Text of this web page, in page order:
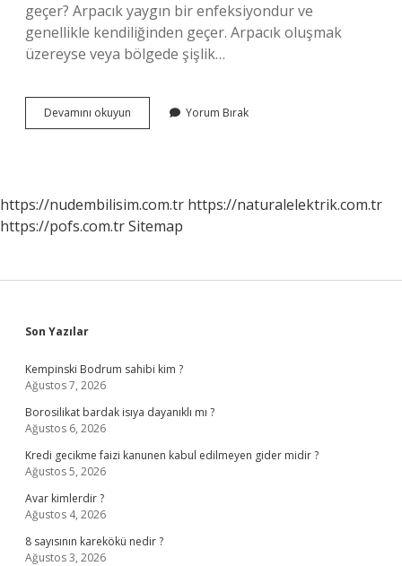
geçer? Arpacık yaygın bir enfeksiyondur ve
genellikle kendiliğinden geçer. Arpacık oluşmak
üzereyse veya bölgede şişlik…
Devamını okuyun
Dirseği
Yorum Bırak
https://nudembilisim.com.tr https://naturalelektrik.com.tr
https://pofs.com.trSitemap
Sidebar
Son Yazılar
Kempinski Bodrum sahibi kim ?
Ağustos 7, 2026
Borosilikat bardak isıya dayanıklı mı ?
Ağustos 6, 2026
Kredi gecikme faizi kanunen kabul edilmeyen gider midir ?
Ağustos 5, 2026
Avar kimlerdir ?
Ağustos 4, 2026
8 sayısının karekökü nedir ?
Ağustos 3, 2026